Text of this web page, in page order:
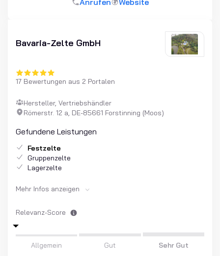
Anrufen Website
Bavaria-Zelte GmbH
17 Bewertungen aus 2 Portalen
Hersteller, Vertriebshändler
Römerstr. 12 a, DE-85661 Forstinning (Moos)
Gefundene Leistungen
Festzelte
Gruppenzelte
Lagerzelte
Mehr Infos anzeigen
Relevanz-Score
Allgemein Gut Sehr Gut